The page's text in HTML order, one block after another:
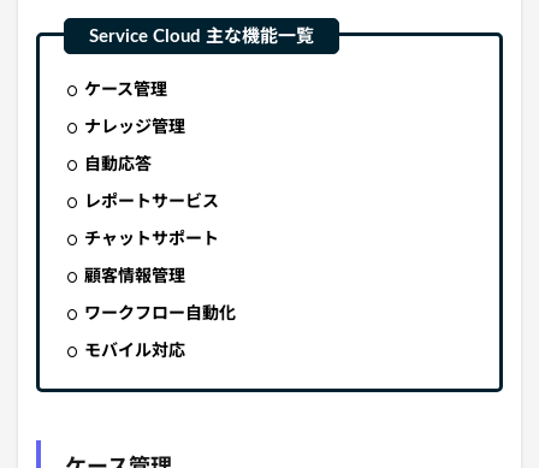
ケース管理
ナレッジ管理
自動応答
レポートサービス
チャットサポート
顧客情報管理
ワークフロー自動化
モバイル対応